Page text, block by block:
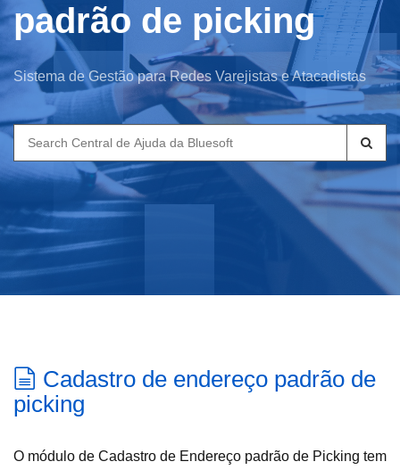
padrão de picking
Sistema de Gestão para Redes Varejistas e Atacadistas
Search
for:
Cadastro de endereço padrão de
picking
O módulo de Cadastro de Endereço padrão de Picking tem